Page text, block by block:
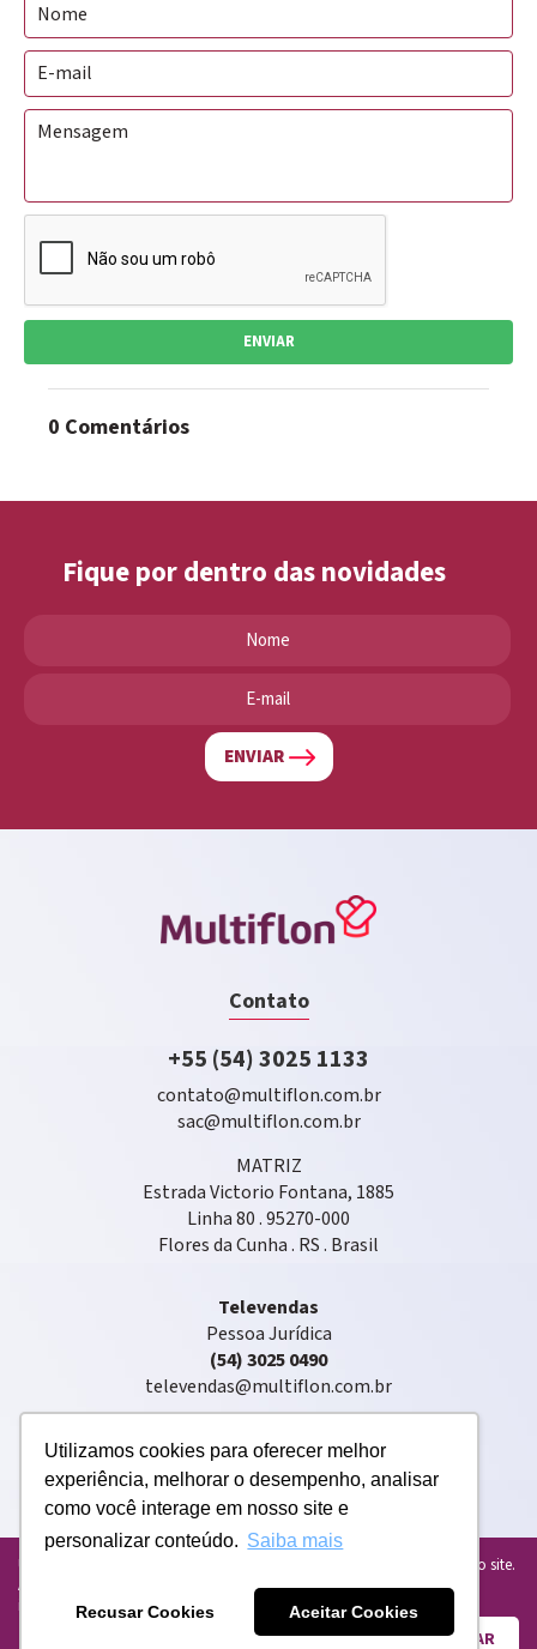
Utilizamos cookies para oferecer melhor
experiência, melhorar o desempenho, analisar
como você interage em nosso site e
personalizar conteúdo. Saiba mais
Recusar Cookies Aceitar Cookies
ENVIAR
0 Comentários
Fique por dentro das novidades
ENVIAR
Contato
+55 (54) 3025 1133
contato@multiflon.com.br
sac@multiflon.com.br
MATRIZ
Estrada Victorio Fontana, 1885
Linha 80 . 95270-000
Flores da Cunha . RS . Brasil
Televendas
Pessoa Jurídica
(54) 3025 0490
televendas@multiflon.com.br
Copyright © 2020 . Multiflon® . Todos os direitos reservados
Usamos cookies para personalizar e melhorar sua experiência em nosso site.
Ao usar o nosso site, você concorda com o uso de cookies. Para mais
informações, leia nossaPolítica de Privacidade atualizada.
ENTENDI E FECHAR